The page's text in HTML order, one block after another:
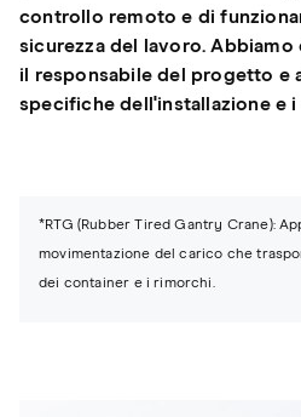
controllo remoto e di
sicurezza del lavoro.
il responsabile del progetto e
specifiche dell'installazione e
*RTG (Rubber Tired Gantry Crane):
movimentazione del carico che
dei container e i rimorchi.